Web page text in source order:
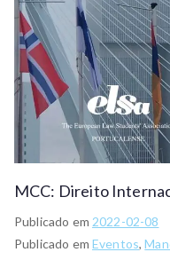
MCC: Direito
Publicado em 2022-02-08
Publicado em Eventos,